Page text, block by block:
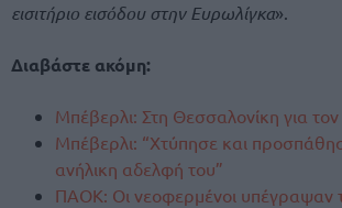
εισιτήριο εισόδου στην Ευρωλίγκα».
Διαβάστε ακόμη:
Μπέβερλι: Στη Θεσσαλονίκη για
Μπέβερλι: “Χτύπησε και
ανήλικη αδελφή του”
ΠΑΟΚ: Οι νεοφερμένοι υπέγραψαν